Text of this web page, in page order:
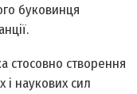
буковинця
стосовно створення
і наукових сил